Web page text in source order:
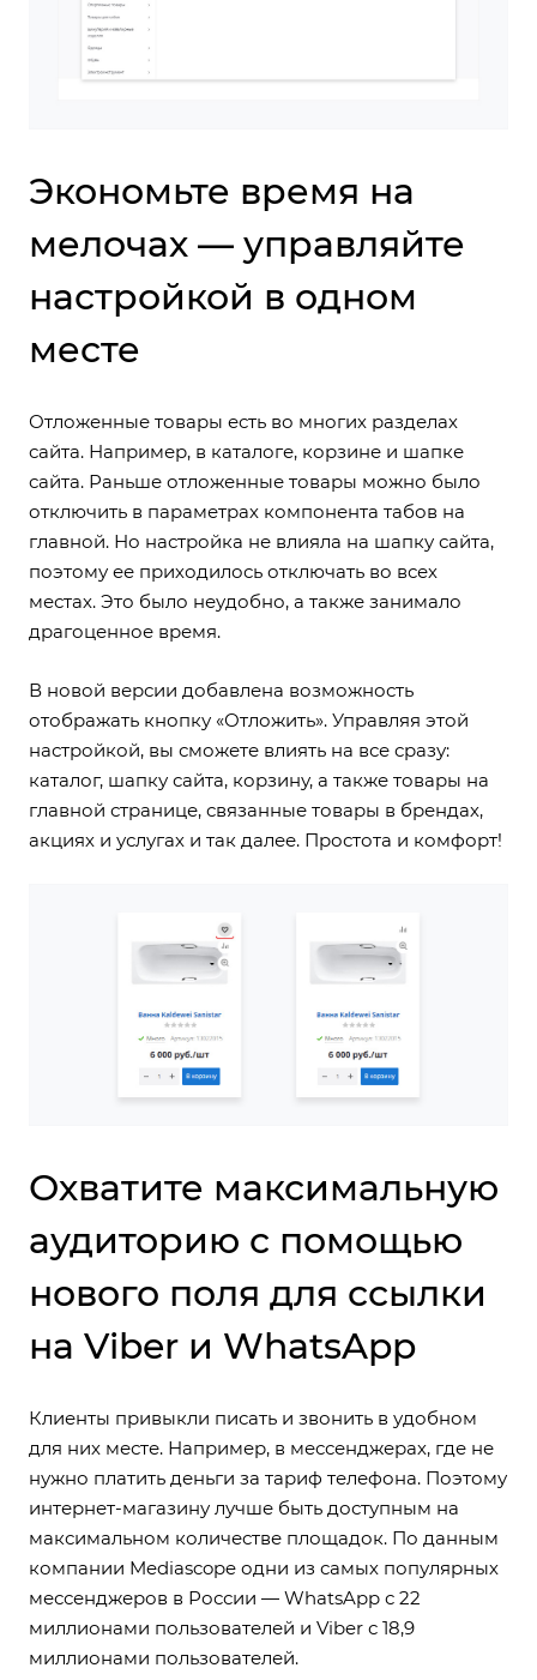
Экономьте время на
мелочах — управляйте
настройкой в одном
месте
Отложенные товары есть во многих разделах
сайта. Например, в каталоге, корзине и шапке
сайта. Раньше отложенные товары можно было
отключить в параметрах компонента табов на
главной. Но настройка не влияла на шапку сайта,
поэтому ее приходилось отключать во всех
местах. Это было неудобно, а также занимало
драгоценное время.
В новой версии добавлена возможность
отображать кнопку «Отложить». Управляя этой
настройкой, вы сможете влиять на все сразу:
каталог, шапку сайта, корзину, а также товары на
главной странице, связанные товары в брендах,
акциях и услугах и так далее. Простота и комфорт!
Охватите максимальную
аудиторию с помощью
нового поля для ссылки
на Viber и WhatsApp
Клиенты привыкли писать и звонить в удобном
для них месте. Например, в мессенджерах, где не
нужно платить деньги за тариф телефона. Поэтому
интернет-магазину лучше быть доступным на
максимальном количестве площадок. По данным
компании Mediascope одни из самых популярных
мессенджеров в России — WhatsApp с 22
миллионами пользователей и Viber с 18,9
миллионами пользователей.